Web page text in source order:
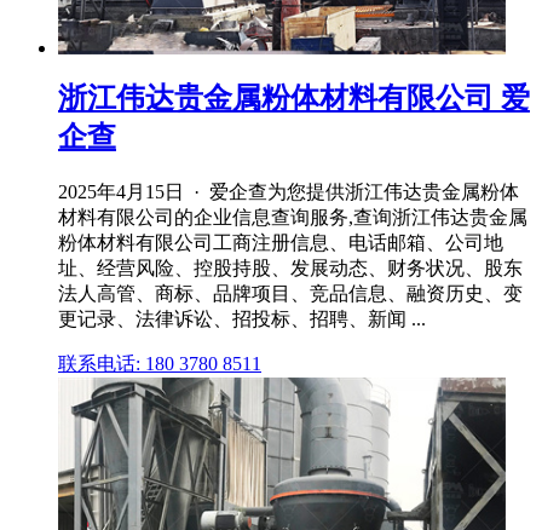
浙江伟达贵金属粉体材料有限公司 爱
企查
2025年4月15日 · 爱企查为您提供浙江伟达贵金属粉体
材料有限公司的企业信息查询服务,查询浙江伟达贵金属
粉体材料有限公司工商注册信息、电话邮箱、公司地
址、经营风险、控股持股、发展动态、财务状况、股东
法人高管、商标、品牌项目、竞品信息、融资历史、变
更记录、法律诉讼、招投标、招聘、新闻 ...
联系电话: 180 3780 8511